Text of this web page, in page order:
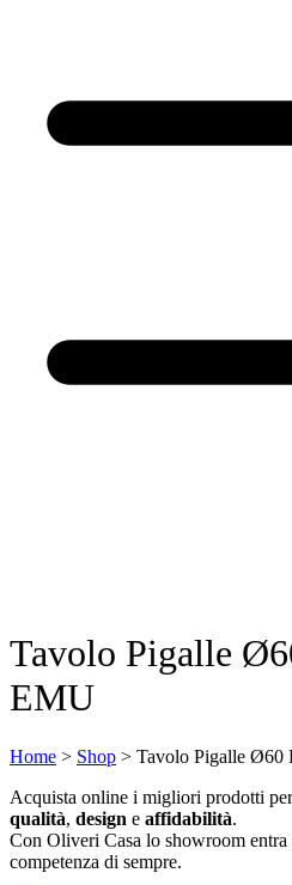
Tavolo Pigalle
EMU
Home > Shop > Tavolo Pigalle
Acquista online i migliori prodotti
qualità, design e affidabilità.
Con Oliveri Casa lo showroom entra
competenza di sempre.